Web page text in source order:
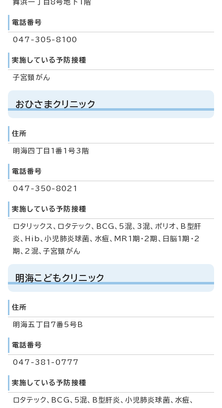
舞浜一丁目8号地下1階
電話番号
047-305-8100
実施している予防接種
子宮頸がん
おひさまクリニック
住所
明海四丁目1番1号3階
電話番号
047-350-8021
実施している予防接種
ロタリックス、ロタテック、BCG、5混、3混、ポリオ、B型肝
炎、Hib、小児肺炎球菌、水痘、MR1期・2期、日脳1期・2
期、2混、子宮頸がん
明海こどもクリニック
住所
明海五丁目7番5号B
電話番号
047-381-0777
実施している予防接種
ロタテック、BCG、5混、B型肝炎、小児肺炎球菌、水痘、